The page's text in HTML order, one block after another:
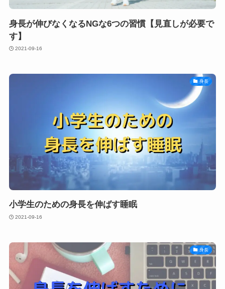
身長が伸びなくなるNGな6つの習慣【見直しが必要で
す】
2021-09-16
身長
小学生のための身長を伸ばす睡眠
2021-09-16
身長